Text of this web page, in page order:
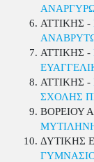
ΑΤΤΙΚΗΣ -
ΑΤΤΙΚΗΣ -
ΑΤΤΙΚΗΣ -
ΣΧΟΛΗΣ
ΒΟΡΕΙΟΥ
ΔΥΤΙΚΗΣ